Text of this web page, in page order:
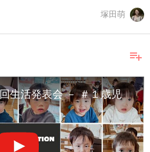
塚田萌
playlist_add
生活発表会 － ＃１歳児